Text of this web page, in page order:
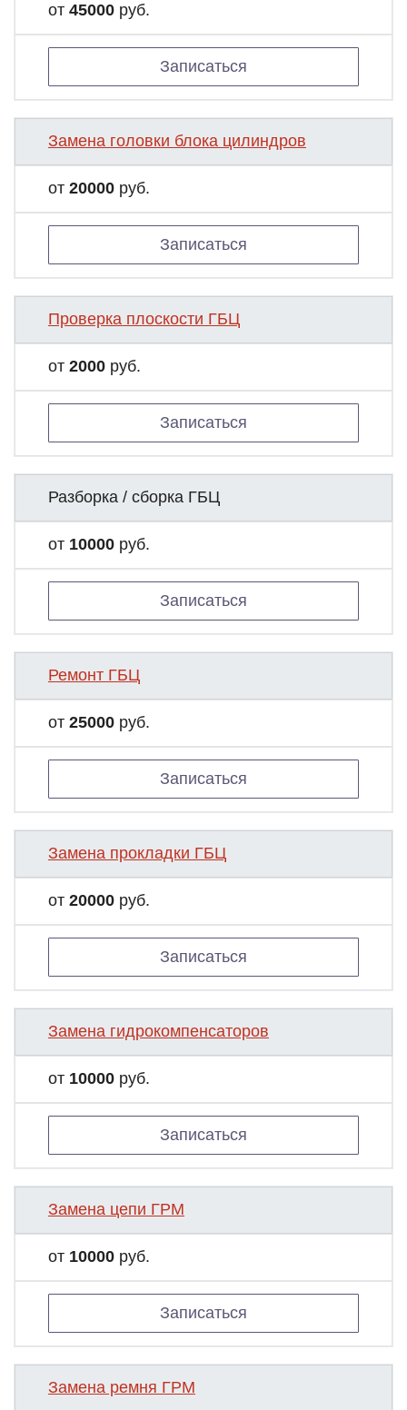
от 45000 руб.
Записаться
Замена головки блока цилиндров
от 20000 руб.
Записаться
Проверка плоскости ГБЦ
от 2000 руб.
Записаться
Разборка / сборка ГБЦ
от 10000 руб.
Записаться
Ремонт ГБЦ
от 25000 руб.
Записаться
Замена прокладки ГБЦ
от 20000 руб.
Записаться
Замена гидрокомпенсаторов
от 10000 руб.
Записаться
Замена цепи ГРМ
от 10000 руб.
Записаться
Замена ремня ГРМ